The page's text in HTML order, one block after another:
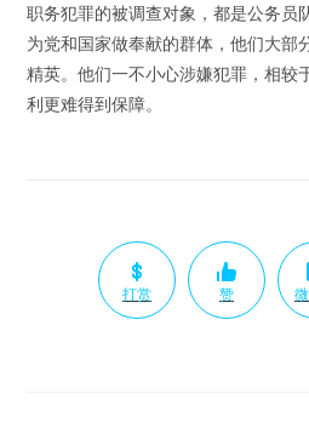
职务犯罪的被调查对象，都是公务员
为党和国家做奉献的群体，他们大部
精英。他们一不小心涉嫌犯罪，相较
利更难得到保障。
打赏 赞